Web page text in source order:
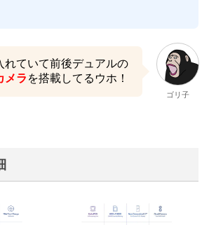
れていて前後デュアルの
メラ を搭載してるウホ！
ゴリ子